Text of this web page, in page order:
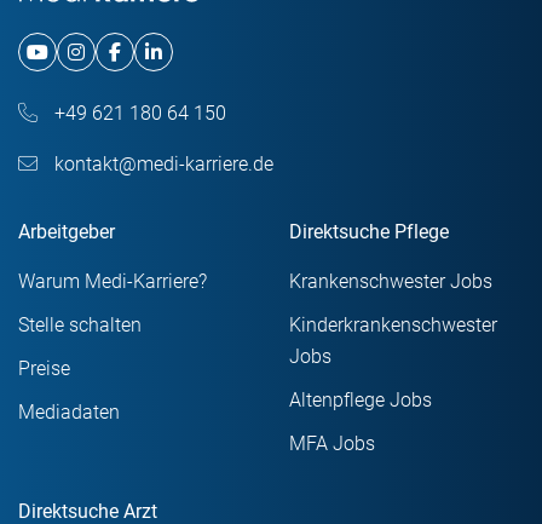
+49 621 180 64 150
kontakt@medi-karriere.de
Arbeitgeber
Warum Medi-Karriere?
Stelle schalten
Preise
Mediadaten
Direktsuche Pflege
Krankenschwester Jobs
Kinderkrankenschwester
Jobs
Altenpflege Jobs
MFA Jobs
Direktsuche Arzt